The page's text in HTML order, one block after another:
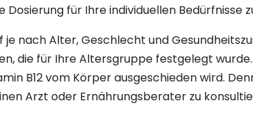
für Ihre individuellen Bedürfnisse
je nach Alter, Geschlecht und
die für Ihre Altersgruppe festgelegt
B12 vom Körper ausgeschieden wird.
Arzt oder Ernährungsberater zu